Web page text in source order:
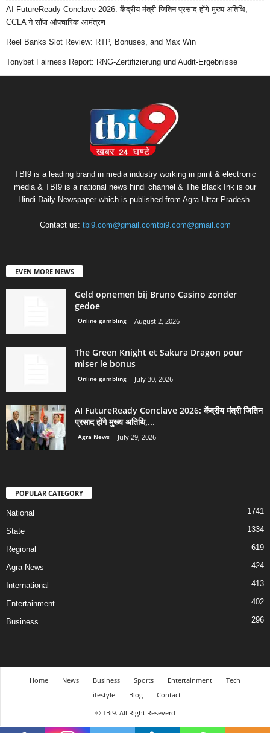
AI FutureReady Conclave 2026: केंद्रीय मंत्री जितिन प्रसाद होंगे मुख्य अतिथि,
CCLA ने सौंपा औपचारिक आमंत्रण
Reel Banks Slot Review: RTP, Bonuses, and Max Win
Tonybet Fairness Report: RNG-Zertifizierung und Audit-Ergebnisse
TBI9 is a leading brand in media industry working in print & electronic
media & TBI9 is a national news hindi channel & The Black Ink is our
Hindi Daily Newspaper which is published from Agra Uttar Pradesh.
Contact us: tbi9.com@gmail.comtbi9.com@gmail.com
EVEN MORE NEWS
Geld opnemen bij Bruno Casino zonder
gedoe
Online gambling August 2, 2026
The Green Knight et Sakura Dragon pour
miser le bonus
Online gambling July 30, 2026
AI FutureReady Conclave 2026: केंद्रीय मंत्री जितिन
प्रसाद होंगे मुख्य अतिथि,...
Agra News July 29, 2026
POPULAR CATEGORY
National 1741
State 1334
Regional 619
Agra News 424
International 413
Entertainment 402
Business 296
Home News Business Sports Entertainment
Tech
Lifestyle
Blog
Contact
© TBi9. All Right Reseverd